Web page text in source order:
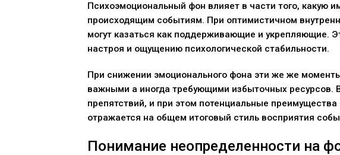
Психоэмоциональный фон влияет в части того, какую
происходящим событиям. При оптимистичном
могут казаться как поддерживающие и укрепляющие.
настроя и ощущению психологической стабильности.
При снижении эмоционального фона эти же же
важными а иногда требующими избыточных ресурсов.
препятствий, и при этом потенциальные
отражается на общем итоговый стиль восприятия
Понимание неопределенности на